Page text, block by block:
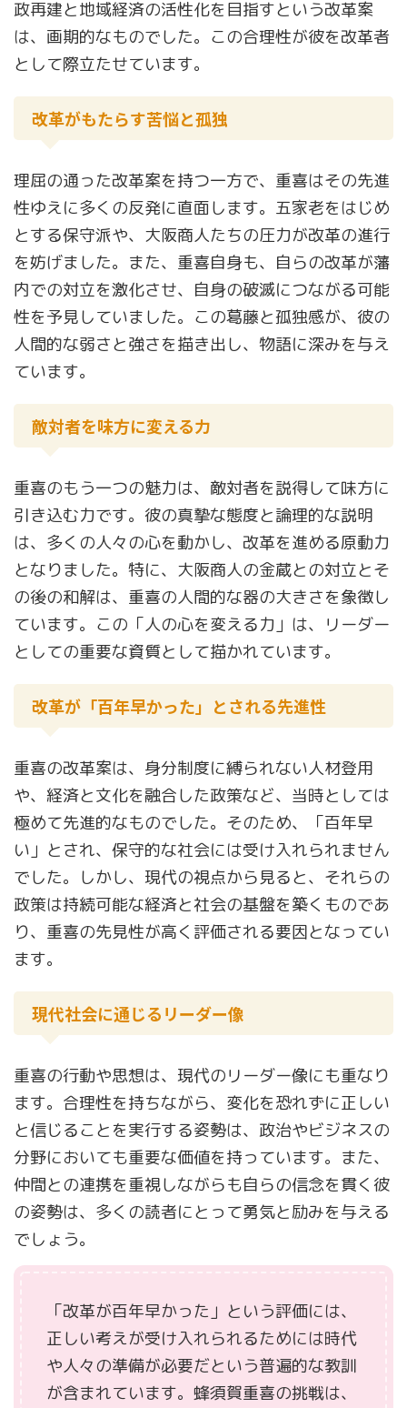
政再建と地域経済の活性化を目指すという改革案
は、画期的なものでした。この合理性が彼を改革者
として際立たせています。
改革がもたらす苦悩と孤独
理屈の通った改革案を持つ一方で、重喜はその先進
性ゆえに多くの反発に直面します。五家老をはじめ
とする保守派や、大阪商人たちの圧力が改革の進行
を妨げました。また、重喜自身も、自らの改革が藩
内での対立を激化させ、自身の破滅につながる可能
性を予見していました。この葛藤と孤独感が、彼の
人間的な弱さと強さを描き出し、物語に深みを与え
ています。
敵対者を味方に変える力
重喜のもう一つの魅力は、敵対者を説得して味方に
引き込む力です。彼の真摯な態度と論理的な説明
は、多くの人々の心を動かし、改革を進める原動力
となりました。特に、大阪商人の金蔵との対立とそ
の後の和解は、重喜の人間的な器の大きさを象徴し
ています。この「人の心を変える力」は、リーダー
としての重要な資質として描かれています。
改革が「百年早かった」とされる先進性
重喜の改革案は、身分制度に縛られない人材登用
や、経済と文化を融合した政策など、当時としては
極めて先進的なものでした。そのため、「百年早
い」とされ、保守的な社会には受け入れられません
でした。しかし、現代の視点から見ると、それらの
政策は持続可能な経済と社会の基盤を築くものであ
り、重喜の先見性が高く評価される要因となってい
ます。
現代社会に通じるリーダー像
重喜の行動や思想は、現代のリーダー像にも重なり
ます。合理性を持ちながら、変化を恐れずに正しい
と信じることを実行する姿勢は、政治やビジネスの
分野においても重要な価値を持っています。また、
仲間との連携を重視しながらも自らの信念を貫く彼
の姿勢は、多くの読者にとって勇気と励みを与える
でしょう。
「改革が百年早かった」という評価には、
正しい考えが受け入れられるためには時代
や人々の準備が必要だという普遍的な教訓
が含まれています。蜂須賀重喜の挑戦は、